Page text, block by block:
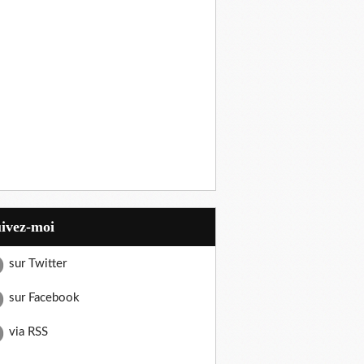
moi
sur Twitter
sur Facebook
via RSS